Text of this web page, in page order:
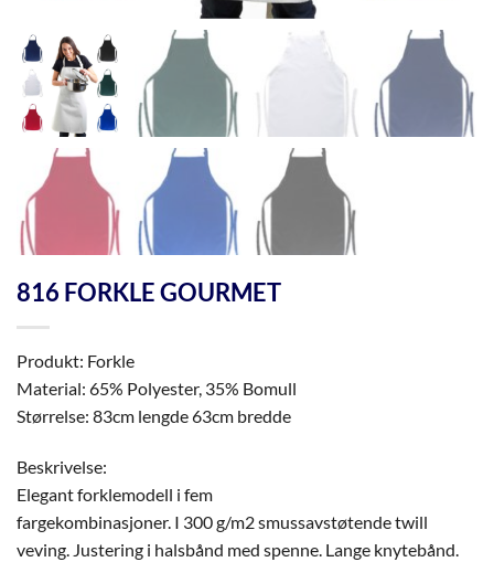
816 FORKLE GOURMET
Produkt: Forkle
Material: 65% Polyester, 35% Bomull
Størrelse: 83cm lengde 63cm bredde
Beskrivelse:
Elegant forklemodell i fem
fargekombinasjoner. I 300 g/m2 smussavstøtende twill
veving. Justering i halsbånd med spenne. Lange knytebånd.